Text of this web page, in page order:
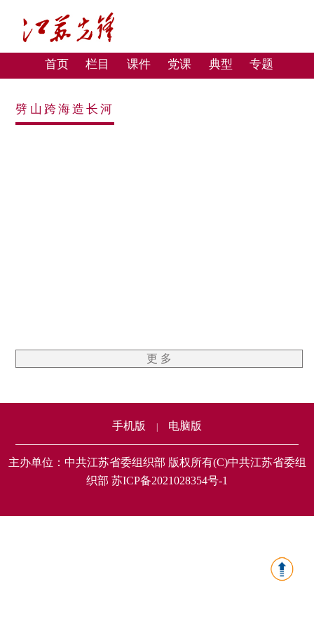
首页 栏目 课件 党课 典型 专题
劈山跨海造长河
更 多
手机版 电脑版
主办单位：中共江苏省委组织部 版权所有(C)中共江苏省委组
织部 苏ICP备2021028354号-1